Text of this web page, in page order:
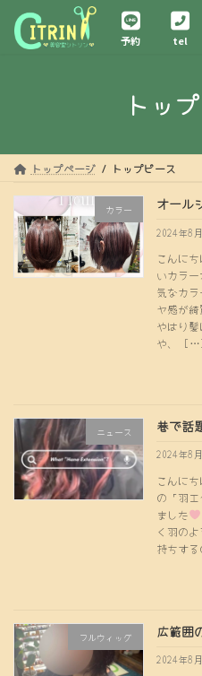
ッ
移
予約 tel
トッ
トップページ トップピース
カラー オール
2024年8
こんにち
いカラ
気なカ
ヤ感が
やはり
や、
ニュース 巷で話
2024年8
こんにち
の「羽
ました
く羽の
持ちす
フルウィッグ 広範囲
2024年8